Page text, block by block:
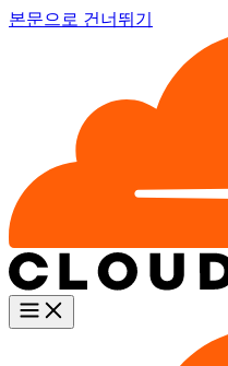
본문으로 건너뛰기